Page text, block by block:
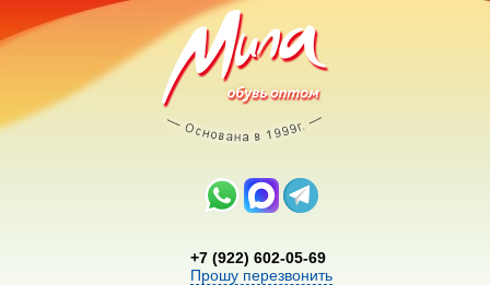
+7 (922) 602-05-69
Прошу перезвонить